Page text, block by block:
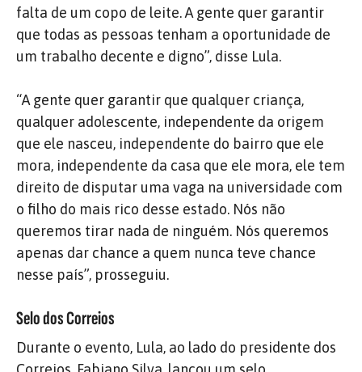
falta de um copo de leite. A gente quer garantir
que todas as pessoas tenham a oportunidade de
um trabalho decente e digno”, disse Lula.
“A gente quer garantir que qualquer criança,
qualquer adolescente, independente da origem
que ele nasceu, independente do bairro que ele
mora, independente da casa que ele mora, ele tem
direito de disputar uma vaga na universidade com
o filho do mais rico desse estado. Nós não
queremos tirar nada de ninguém. Nós queremos
apenas dar chance a quem nunca teve chance
nesse país”, prosseguiu.
Selo dos Correios
Durante o evento, Lula, ao lado do presidente dos